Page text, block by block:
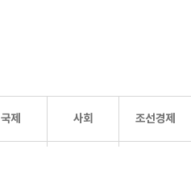
국제 사회 조선경제